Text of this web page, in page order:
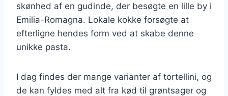
skønhed af en gudinde, der besøgte en lille by i
Emilia-Romagna. Lokale kokke forsøgte at
efterligne hendes form ved at skabe denne
unikke pasta.
I dag findes der mange varianter af tortellini, og
de kan fyldes med alt fra kød til grøntsager og